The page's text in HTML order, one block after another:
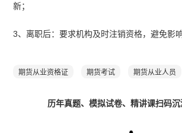
新；
3、离职后：要求机构及时注销资格，避免影
期货从业资格证 期货考试 期货从业人员
历年真题、模拟试卷、精讲课扫码